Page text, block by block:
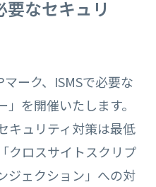
要なセキュリ
ーク、ISMSで必要な
を開催いたします。
キュリティ対策は最低
ロスサイトスクリプ
ジェクション」への対